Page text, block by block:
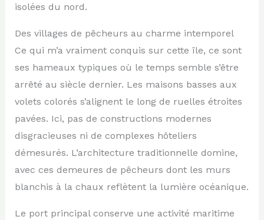
isolées du nord.
Des villages de pêcheurs au charme intemporel
Ce qui m’a vraiment conquis sur cette île, ce sont
ses hameaux typiques où le temps semble s’être
arrêté au siècle dernier. Les maisons basses aux
volets colorés s’alignent le long de ruelles étroites
pavées. Ici, pas de constructions modernes
disgracieuses ni de complexes hôteliers
démesurés. L’architecture traditionnelle domine,
avec ces demeures de pêcheurs dont les murs
blanchis à la chaux reflètent la lumière océanique.
Le port principal conserve une activité maritime